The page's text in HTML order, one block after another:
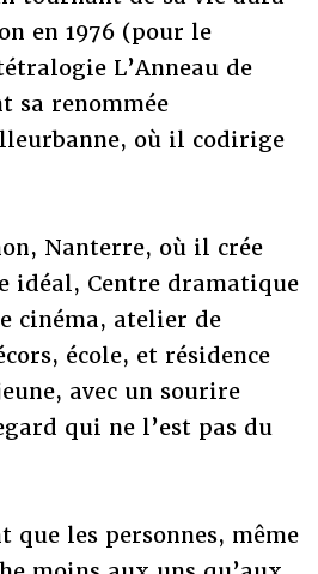
en 1976 (pour le
L’Anneau de
sa renommée
où il codirige
Nanterre, où il crée
idéal, Centre dramatique
cinéma, atelier de
école, et résidence
avec un sourire
qui ne l’est pas du
les personnes, même